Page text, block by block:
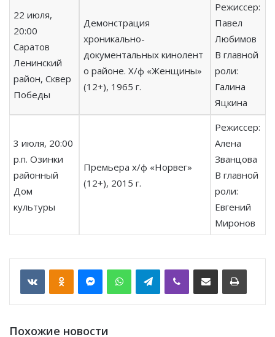
22 июля,
20:00
Саратов
Ленинский
район, Сквер
Победы
Демонстрация
хроникально-
документальных кинолент
о районе. Х/ф «Женщины»
(12+), 1965 г.
Режиссер:
Павел
Любимов
В главной
роли:
Галина
Яцкина
3 июля, 20:00
р.п. Озинки
районный
Дом
культуры
Премьера х/ф «Норвег»
(12+), 2015 г.
Режиссер:
Алена
Званцова
В главной
роли:
Евгений
Миронов
VKontakte WhatsApp Telegram
Похожие новости